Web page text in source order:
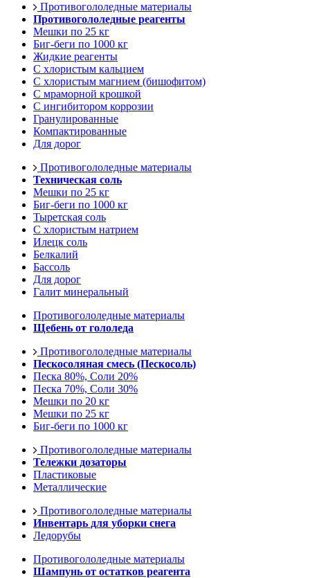
Противогололедные материалы
Противогололедные реагенты
Мешки по 25 кг
Биг-беги по 1000 кг
Жидкие реагенты
С хлористым кальцием
С хлористым магнием (бишофитом)
С мраморной крошкой
С ингибитором коррозии
Гранулированные
Компактированные
Для дорог
Противогололедные материалы
Техническая соль
Мешки по 25 кг
Биг-беги по 1000 кг
Тыретская соль
С хлористым натрием
Илецк соль
Белкалий
Бассоль
Для дорог
Галит минеральный
Противогололедные материалы
Щебень от гололеда
Противогололедные материалы
Пескосоляная смесь (Пескосоль)
Песка 80%, Соли 20%
Песка 70%, Соли 30%
Мешки по 20 кг
Мешки по 25 кг
Биг-беги по 1000 кг
Противогололедные материалы
Тележки дозаторы
Пластиковые
Металлические
Противогололедные материалы
Инвентарь для уборки снега
Ледорубы
Противогололедные материалы
Шампунь от остатков реагента